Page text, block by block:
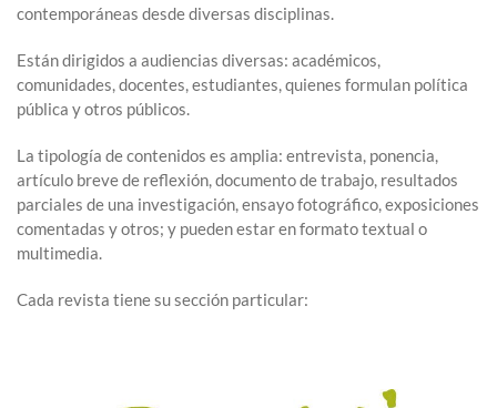
contemporáneas desde diversas disciplinas.
Están dirigidos a audiencias diversas: académicos,
comunidades, docentes, estudiantes, quienes formulan política
pública y otros públicos.
La tipología de contenidos es amplia: entrevista, ponencia,
artículo breve de reflexión, documento de trabajo, resultados
parciales de una investigación, ensayo fotográfico, exposiciones
comentadas y otros; y pueden estar en formato textual o
multimedia.
Cada revista tiene su sección particular: